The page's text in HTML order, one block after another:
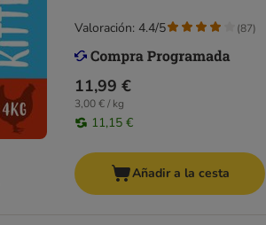
11,99 €
3,00 € / kg
11,15 €
Valoración: 4.4/5 (87)
Añadir a la cesta